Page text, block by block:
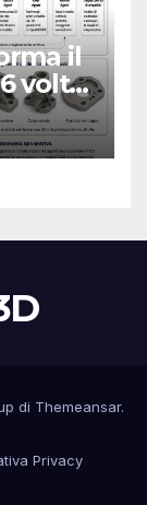
il
volte
di Themeansar.
Privacy